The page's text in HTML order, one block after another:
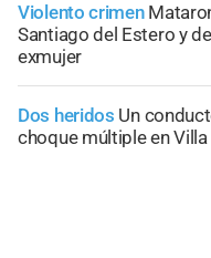
Violento crimen
Santiago del Estero y
exmujer
Dos heridos Un
choque múltiple en